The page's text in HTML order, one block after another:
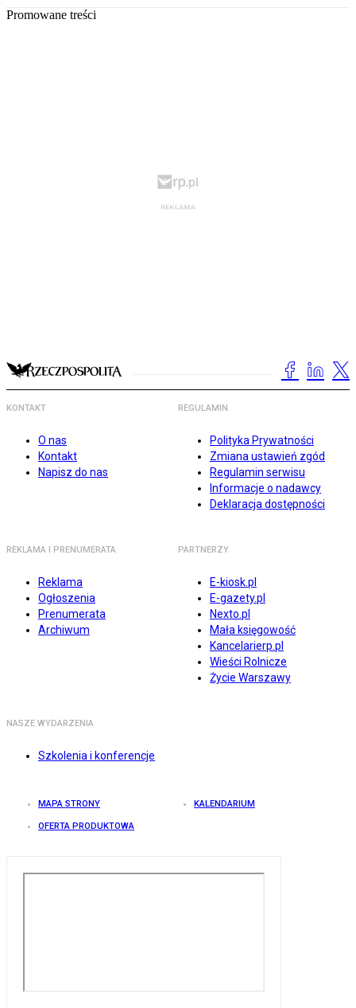
Promowane treści
KONTAKT
O nas
Kontakt
Napisz do nas
REGULAMIN
Polityka Prywatności
Zmiana ustawień zgód
Regulamin serwisu
Informacje o nadawcy
Deklaracja dostępności
REKLAMA I PRENUMERATA
Reklama
Ogłoszenia
Prenumerata
Archiwum
PARTNERZY
E-kiosk.pl
E-gazety.pl
Nexto.pl
Mała księgowość
Kancelarierp.pl
Wieści Rolnicze
Życie Warszawy
NASZE WYDARZENIA
Szkolenia i konferencje
MAPA STRONY KALENDARIUM
OFERTA PRODUKTOWA